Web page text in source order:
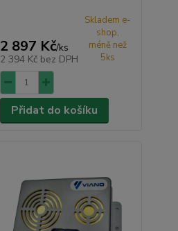
2 897 Kč/ks
2 394 Kč bez DPH
Skladem e-
shop,
méně než
5ks
Přidat do košíku